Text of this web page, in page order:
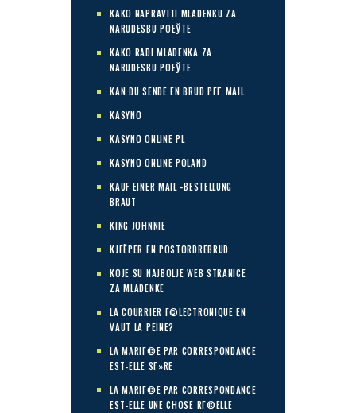
KAKO NAPRAVITI MLADENKU ZA
NARUDЕЅBU POЕЎTE
KAKO RADI MLADENKA ZA
NARUDЕЅBU POЕЎTE
KAN DU SENDE EN BRUD PГҐ MAIL
KASYNO
KASYNO ONLINE PL
KASYNO ONLINE POLAND
KAUF EINER MAIL -BESTELLUNG
BRAUT
KING JOHNNIE
KJГЁPER EN POSTORDREBRUD
KOJE SU NAJBOLJE WEB STRANICE
ZA MLADENKE
LA COURRIER Г©LECTRONIQUE EN
VAUT LA PEINE?
LA MARIГ©E PAR CORRESPONDANCE
EST-ELLE SГ»RE
LA MARIГ©E PAR CORRESPONDANCE
EST-ELLE UNE CHOSE RГ©ELLE